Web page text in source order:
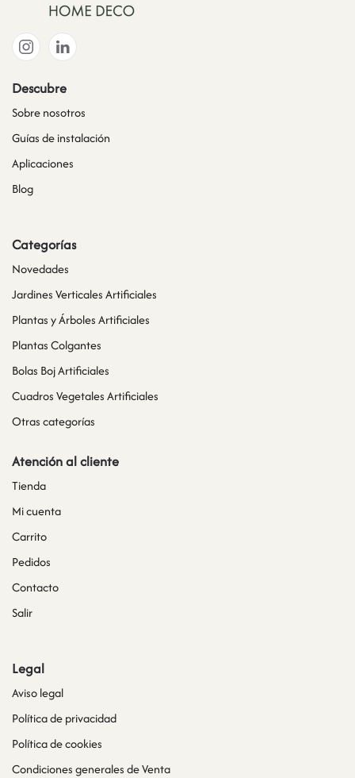
Descubre
Sobre nosotros
Guías de instalación
Aplicaciones
Blog
Categorías
Novedades
Jardines Verticales Artificiales
Plantas y Árboles Artificiales
Plantas Colgantes
Bolas Boj Artificiales
Cuadros Vegetales Artificiales
Otras categorías
Atención al cliente
Tienda
Mi cuenta
Carrito
Pedidos
Contacto
Salir
Legal
Aviso legal
Política de privacidad
Política de cookies
Condiciones generales de Venta